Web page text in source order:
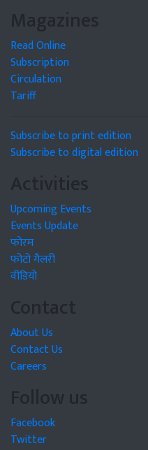
Magazines
Read Online
Subscription
Circulation
Tariff
Subscribe to print edition
Subscribe to digital edition
Activities
Upcoming Events
Events Update
फोरम
फोटो गैलरी
वीडियो
Contact
About Us
Contact Us
Careers
Follow us
Facebook
Twitter